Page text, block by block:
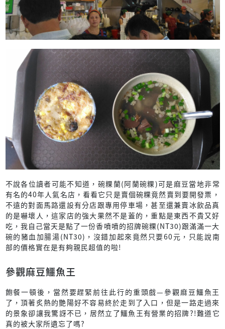
不說各位讀者可能不知道，碗粿蘭(阿蘭碗粿)可是麻豆當地非常
有名的40年人氣名店，看看它只是賣個碗粿竟然賣到要開發票，
不遠的對面馬路還設有分店跟專用停車場，甚至還兼賣冰飲品真
的是嚇壞人，這家店的強大果然不是蓋的，重點是東西不貴又好
吃，我自己當天是點了一份香噴噴的招牌碗粿(NT30)跟滿滿一大
碗的豬血加腸湯(NT30)，沒錯加起來竟然只要60元，只能說南
部的價格實在是有夠親民超值的啦!
參觀麻豆鱷魚王
飽餐一頓後，當然要趕緊前往此行的重頭戲—參觀麻豆鱷魚王
了，頂著炙熱的艷陽好不容易終於走到了入口，但是一路走過來
的景象卻讓我驚訝不已，居然立了鱷魚王有營業的招牌?!難道它
真的被大家所遺忘了嗎?